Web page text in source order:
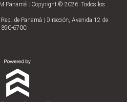
Panamá | Copyright © 2026. Todos los
de Panamá | Dirección, Avenida 12 de
390-6700